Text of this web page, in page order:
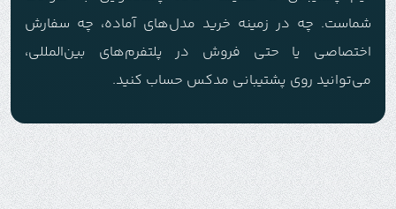
شماست. چه در زمینه خرید مدل‌های آماده، چه سفارش
اختصاصی یا حتی فروش در پلتفرم‌های بین‌المللی،
می‌توانید روی پشتیبانی مدکس حساب کنید.